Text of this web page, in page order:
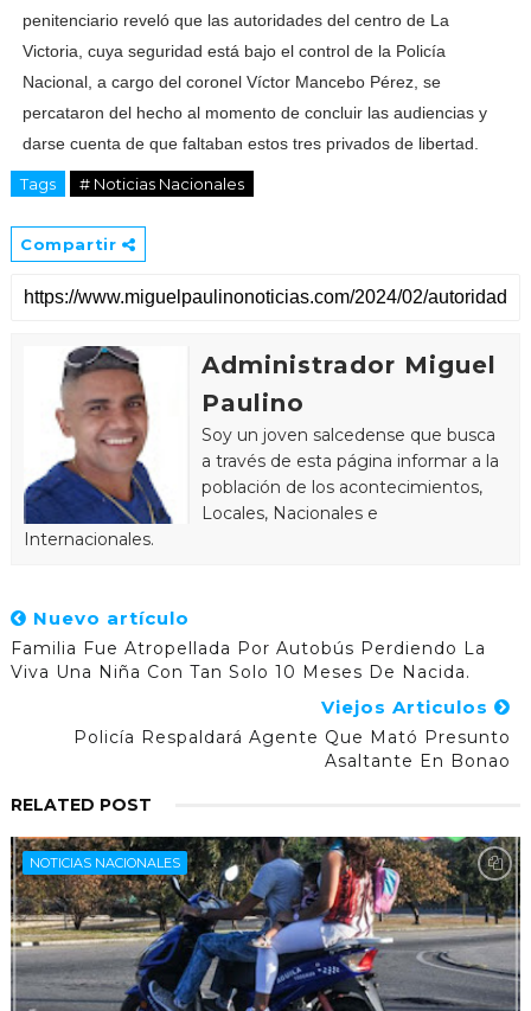
penitenciario reveló que las autoridades del centro de La
Victoria, cuya seguridad está bajo el control de la Policía
Nacional, a cargo del coronel Víctor Mancebo Pérez, se
percataron del hecho al momento de concluir las audiencias y
darse cuenta de que faltaban estos tres privados de libertad.
Tags # Noticias Nacionales
Compartir
Administrador Miguel
Paulino
Soy un joven salcedense que busca
a través de esta página informar a la
población de los acontecimientos,
Locales, Nacionales e
Internacionales.
Nuevo artículo
Familia Fue Atropellada Por Autobús Perdiendo La
Viva Una Niña Con Tan Solo 10 Meses De Nacida.
Viejos Articulos
Policía Respaldará Agente Que Mató Presunto
Asaltante En Bonao
RELATED POST
NOTICIAS NACIONALES